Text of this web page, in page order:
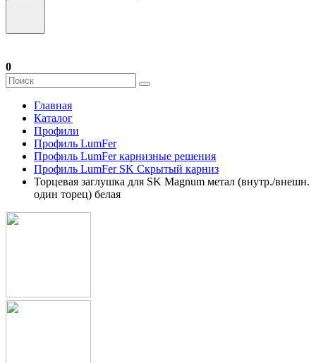
0
Главная
Каталог
Профили
Профиль LumFer
Профиль LumFer карнизные решения
Профиль LumFer SK Скрытый карниз
Торцевая заглушка для SK Magnum метал (внутр./внешн.
один торец) белая